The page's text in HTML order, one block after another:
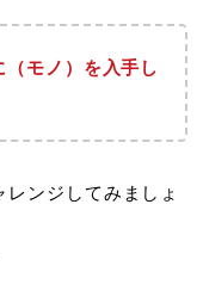
モノ）を入手し
ンジしてみましょ